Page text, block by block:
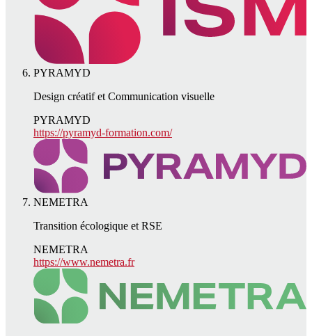
PYRAMYD
Design créatif et Communication visuelle
PYRAMYD
https://pyramyd-formation.com/
NEMETRA
Transition écologique et RSE
NEMETRA
https://www.nemetra.fr